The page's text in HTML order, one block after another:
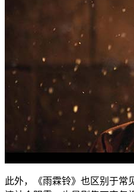
此外，《雨霖铃》也区别于常